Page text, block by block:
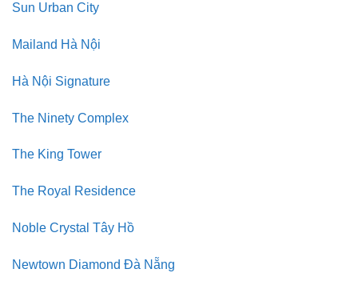
Sun Urban City
Mailand Hà Nội
Hà Nội Signature
The Ninety Complex
The King Tower
The Royal Residence
Noble Crystal Tây Hồ
Newtown Diamond Đà Nẵng